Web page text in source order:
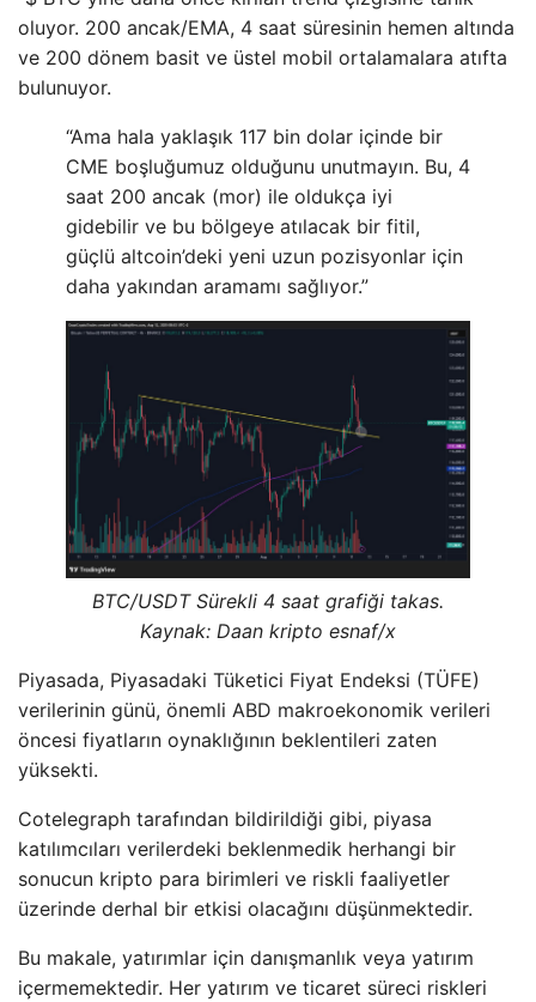
oluyor. 200 ancak/EMA, 4 saat süresinin hemen altında
ve 200 dönem basit ve üstel mobil ortalamalara atıfta
bulunuyor.
“Ama hala yaklaşık 117 bin dolar içinde bir
CME boşluğumuz olduğunu unutmayın. Bu, 4
saat 200 ancak (mor) ile oldukça iyi
gidebilir ve bu bölgeye atılacak bir fitil,
güçlü altcoin’deki yeni uzun pozisyonlar için
daha yakından aramamı sağlıyor.”
BTC/USDT Sürekli 4 saat grafiği takas.
Kaynak: Daan kripto esnaf/x
Piyasada, Piyasadaki Tüketici Fiyat Endeksi (TÜFE)
verilerinin günü, önemli ABD makroekonomik verileri
öncesi fiyatların oynaklığının beklentileri zaten
yüksekti.
Cotelegraph tarafından bildirildiği gibi, piyasa
katılımcıları verilerdeki beklenmedik herhangi bir
sonucun kripto para birimleri ve riskli faaliyetler
üzerinde derhal bir etkisi olacağını düşünmektedir.
Bu makale, yatırımlar için danışmanlık veya yatırım
içermemektedir. Her yatırım ve ticaret süreci riskleri